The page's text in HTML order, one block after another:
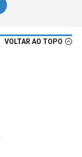
VOLTAR AO TOPO